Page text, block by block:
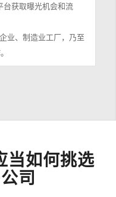
获取曝光机会和流
业、制造业工厂，乃至
当如何挑选
司